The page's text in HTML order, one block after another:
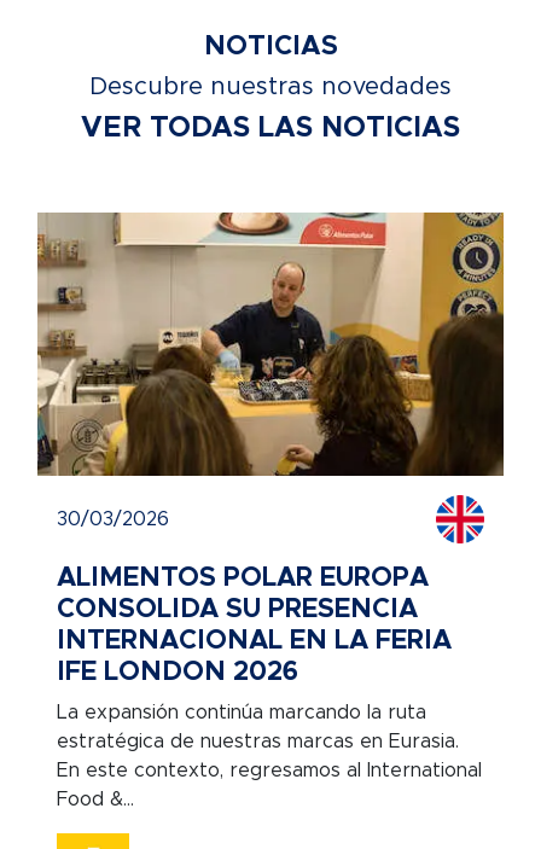
NOTICIAS
Descubre nuestras novedades
VER TODAS LAS NOTICIAS
30/03/2026
ALIMENTOS POLAR EUROPA
CONSOLIDA SU PRESENCIA
INTERNACIONAL EN LA FERIA
IFE LONDON 2026
La expansión continúa marcando la ruta
estratégica de nuestras marcas en Eurasia.
En este contexto, regresamos al International
Food &...